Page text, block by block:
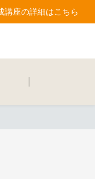
講座の詳細はこちら